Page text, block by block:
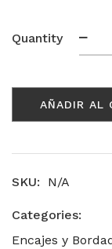
Quantity
AÑADIR AL
SKU: N/A
Categories:
Encajes y